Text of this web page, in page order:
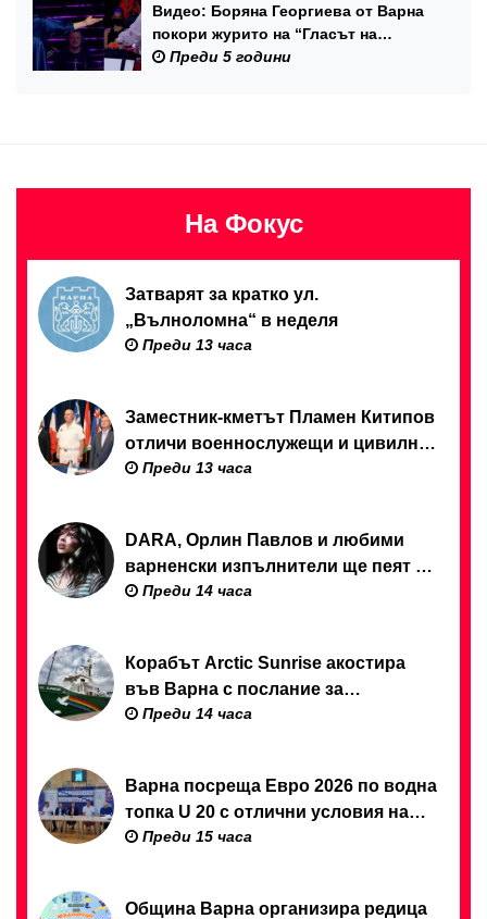
Видео: Боряна Георгиева от Варна
покори журито на “Гласът на
България”
Преди 5 години
На Фокус
Затварят за кратко ул.
„Вълноломна“ в неделя
Преди 13 часа
Заместник-кметът Пламен Китипов
отличи военнослужещи и цивилни
служители по повод Празника на
Преди 13 часа
DARA, Орлин Павлов и любими
варненски изпълнители ще пеят на
празника на Варна
Преди 14 часа
Корабът Arctic Sunrise акостира
във Варна с послание за
опазването на Черно море
Преди 14 часа
Варна посреща Евро 2026 по водна
топка U 20 с отлични условия на
състезателните басейни
Преди 15 часа
Община Варна организира редица